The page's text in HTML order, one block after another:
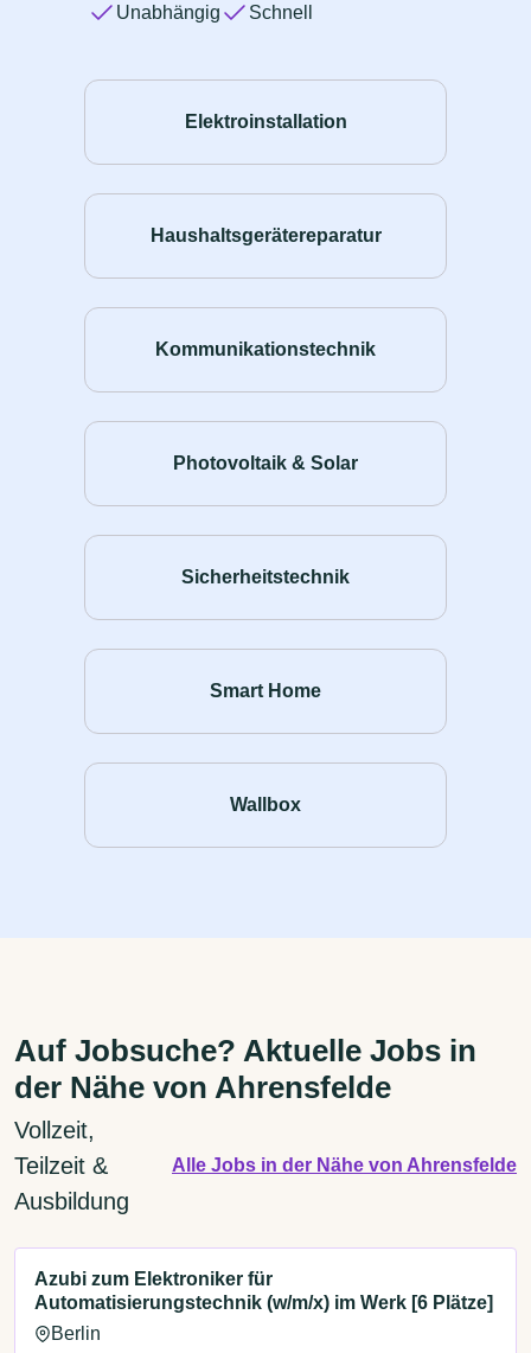
Unabhängig
Schnell
Elektroinstallation
Haushaltsgerätereparatur
Kommunikationstechnik
Photovoltaik & Solar
Sicherheitstechnik
Smart Home
Wallbox
Auf Jobsuche? Aktuelle Jobs in
der Nähe von Ahrensfelde
Vollzeit,
Teilzeit &
Ausbildung
Alle Jobs in der Nähe von Ahrensfelde
Azubi zum Elektroniker für
Automatisierungstechnik (w/m/x) im Werk [6 Plätze]
Berlin